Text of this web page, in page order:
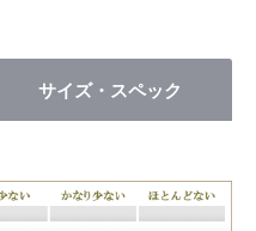
サイズ・スペック